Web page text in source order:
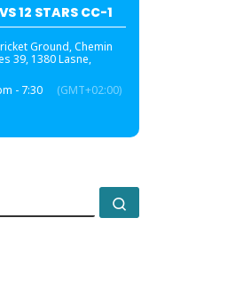
12 STARS CC-1
Ground, Chemin
39, 1380 Lasne,
- 7:30
(GMT+02:00)
SEARCH